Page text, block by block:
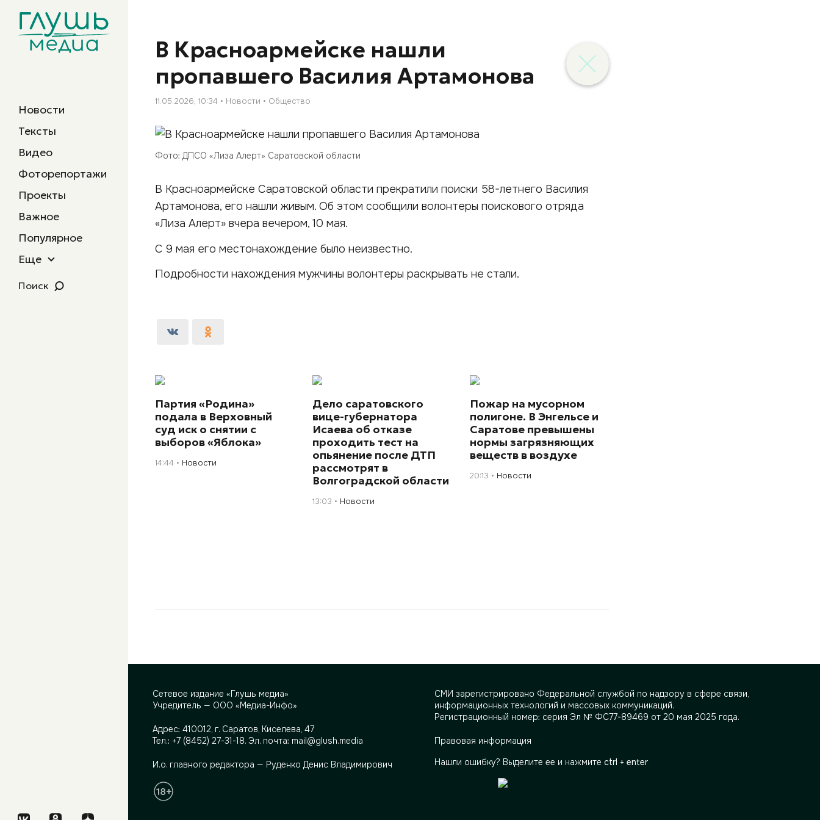
Новости
Тексты
Видео
Фоторепортажи
Проекты
Важное
Популярное
Еще
Поиск
В Красноармейске нашли
пропавшего Василия Артамонова
11.05.2026, 10:34 Новости Общество
Фото: ДПСО «Лиза Алерт» Саратовской области
В Красноармейске Саратовской области прекратили поиски 58-летнего Василия
Артамонова, его нашли живым. Об этом сообщили волонтеры поискового отряда
«Лиза Алерт» вчера вечером, 10 мая.
С 9 мая его местонахождение было неизвестно.
Подробности нахождения мужчины волонтеры раскрывать не стали.
Партия «Родина»
подала в Верховный
суд иск о снятии с
выборов «Яблока»
14:44 Новости
Дело саратовского
вице-губернатора
Исаева об отказе
проходить тест на
опьянение после ДТП
рассмотрят в
Волгоградской области
13:03 Новости
Пожар на мусорном
полигоне. В Энгельсе и
Саратове превышены
нормы загрязняющих
веществ в воздухе
20:13 Новости
Сетевое издание «Глушь медиа»
Учредитель — ООО «Медиа-Инфо»
Адрес: 410012, г. Саратов, Киселева, 47
Тел.: +7 (8452) 27-31-18. Эл. почта: mail@glush.media
И.о. главного редактора — Руденко Денис Владимирович
СМИ зарегистрировано Федеральной службой по надзору в сфере связи,
информационных технологий и массовых коммуникаций.
Регистрационный номер: серия Эл № ФС77-89469 от 20 мая 2025 года.
Правовая информация
Нашли ошибку? Выделите ее и нажмите ctrl + enter